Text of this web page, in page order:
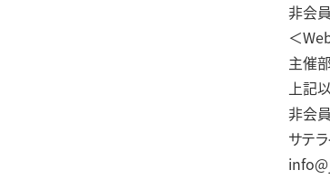
非会
＜
主催
上記
非会
サテ